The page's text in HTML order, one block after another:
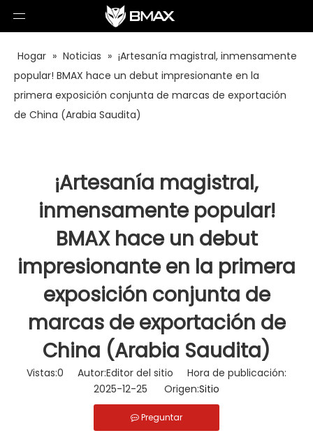
Hogar » Noticias » ¡Artesanía magistral, inmensamente
popular! BMAX hace un debut impresionante en la
primera exposición conjunta de marcas de exportación
de China (Arabia Saudita)
¡Artesanía magistral,
inmensamente popular!
BMAX hace un debut
impresionante en la primera
exposición conjunta de
marcas de exportación de
China (Arabia Saudita)
Vistas:0 Autor:Editor del sitio Hora de publicación:
2025-12-25 Origen:Sitio
Preguntar